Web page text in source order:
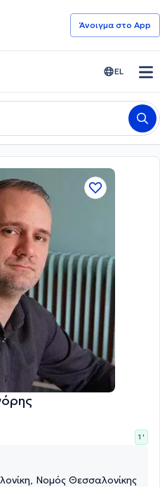
Άνοιγμα στο App
EL
1 '
Νομός Θεσσαλονίκης